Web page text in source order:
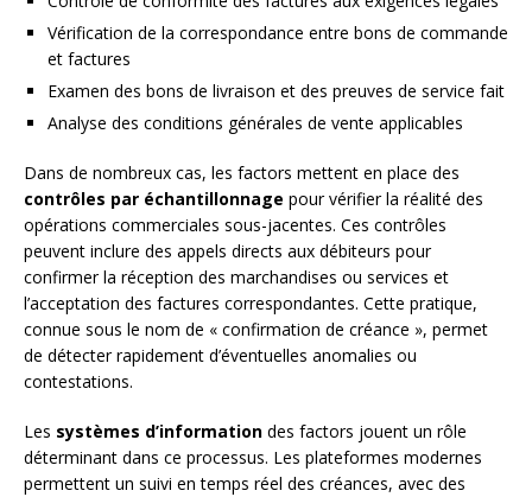
Vérification de la correspondance entre bons de commande
et factures
Examen des bons de livraison et des preuves de service fait
Analyse des conditions générales de vente applicables
Dans de nombreux cas, les factors mettent en place des
contrôles par échantillonnage pour vérifier la réalité des
opérations commerciales sous-jacentes. Ces contrôles
peuvent inclure des appels directs aux débiteurs pour
confirmer la réception des marchandises ou services et
l’acceptation des factures correspondantes. Cette pratique,
connue sous le nom de « confirmation de créance », permet
de détecter rapidement d’éventuelles anomalies ou
contestations.
Les systèmes d’information des factors jouent un rôle
déterminant dans ce processus. Les plateformes modernes
permettent un suivi en temps réel des créances, avec des